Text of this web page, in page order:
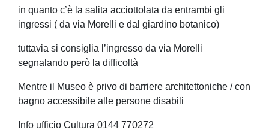
in quanto c’è la salita acciottolata da entrambi gli
ingressi ( da via Morelli e dal giardino botanico)
tuttavia si consiglia l’ingresso da via Morelli
segnalando però la difficoltà
Mentre il Museo è privo di barriere architettoniche / con
bagno accessibile alle persone disabili
Info ufficio Cultura 0144 770272